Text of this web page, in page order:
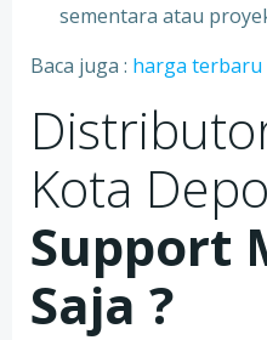
sementara atau
Baca juga : harga terbaru
Kota
Support
Saja ?